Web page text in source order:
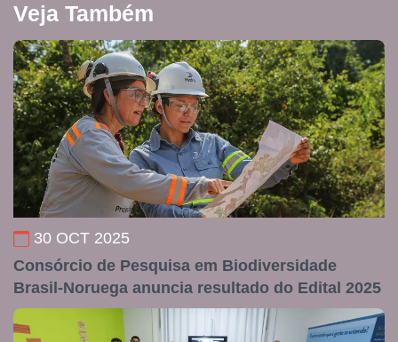
Veja Também
30 OCT 2025
Consórcio de Pesquisa em Biodiversidade
Brasil-Noruega anuncia resultado do Edital 2025